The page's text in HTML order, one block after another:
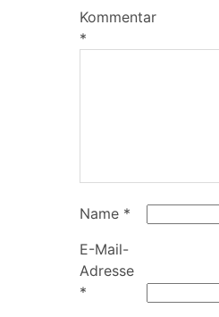
Kommentar
*
Name *
E-Mail-
Adresse
*